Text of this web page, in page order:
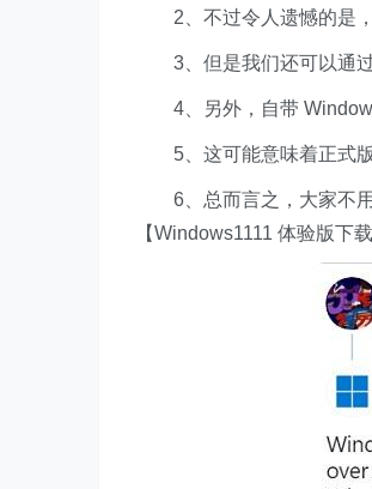
2、不过令人遗憾的是，
3、但是我们还可以通过
4、另外，自带
5、这可能意味着正式版
6、总而言之，大家不用
【Windows1111 体验版下载